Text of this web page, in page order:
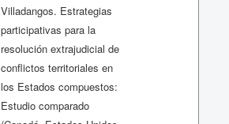
Villadangos. Estrategias
participativas para la
resolución extrajudicial de
conflictos territoriales en
los Estados compuestos:
Estudio comparado